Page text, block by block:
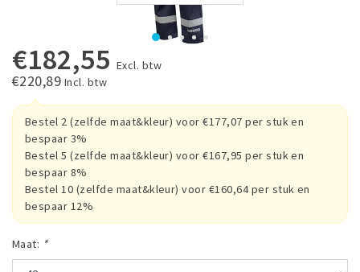
€182,55 Excl. btw
€220,89 Incl. btw
Bestel 2 (zelfde maat&kleur) voor €177,07 per stuk en
bespaar 3%
Bestel 5 (zelfde maat&kleur) voor €167,95 per stuk en
bespaar 8%
Bestel 10 (zelfde maat&kleur) voor €160,64 per stuk en
bespaar 12%
Maat: *